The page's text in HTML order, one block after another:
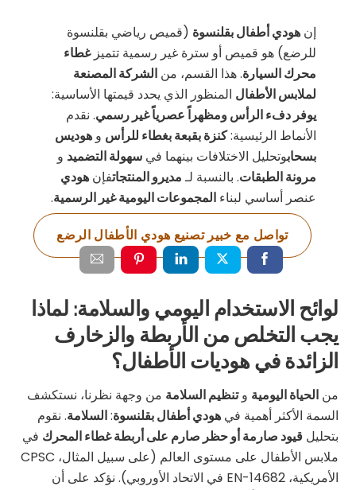
إنهودي أطفال بقلنسوة (قميص رياضي بقلنسوة
للرضع) هو قميص أو سترة غير رسمية تتميزغطاء
محرك السيارة. هذا القسم، منالشركة المصنعة
لملابس الأطفال المنظور الذي يحدد قيمتها الأساسية:
يوفر دفء الرأس ومظهراً عصرياً غير رسمي. نقدم
الأنماط الرئيسية:كنزة بقبعة بغطاء للرأس وهوديس
بسحابوتحليل الاختلافات بينهما فيسهولة التضميد و
مرونة الطبقات. بالنسبة لـمديرو المنتجاتفإنهودي
عنصر أساسي لبناءالمجموعات اليومية غير الرسمية.
تواصل مع خبير تصنيع هودي الأطفال الرضع
لوائح الاستخدام اليومي والسلامة: لماذا
يجب التخلص من الأربطة والزخارف
الزائدة في هوديات الأطفال؟
منالحياة اليومية وتنظيم السلامة من وجهة نظرنا، نستكشف
السمة الأكثر أهمية فيهودي أطفال بقلنسوة:السلامة. نقوم
بتحليلقيود صارمة أو حظر صارم على أربطة غطاء المحرك في
ملابس الأطفال على مستوى العالم (على سبيل المثال، CPSC
الأمريكية، EN-14682 في الاتحاد الأوروبي). نؤكد على أن